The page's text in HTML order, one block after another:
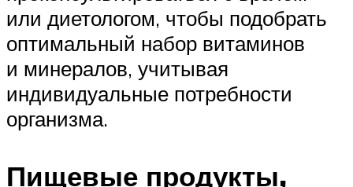
или диетологом, чтобы подобрать
оптимальный набор витаминов
и минералов, учитывая
индивидуальные потребности
организма.
Пищевые продукты,